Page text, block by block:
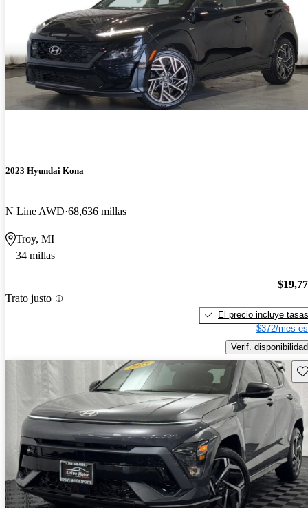
2023 Hyundai Kona
N Line AWD 68,636 millas
Troy, MI
34 millas
Trato justo
El precio incluye tasas
$372/mes
Verif. disponibilidad